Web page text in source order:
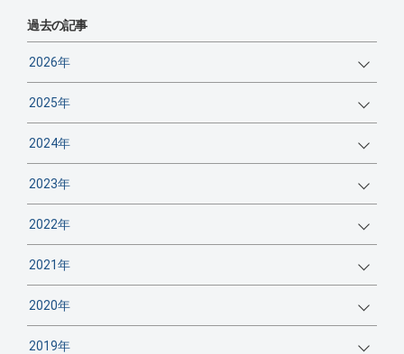
過去の記事
2026年
2025年
2024年
2023年
2022年
2021年
2020年
2019年